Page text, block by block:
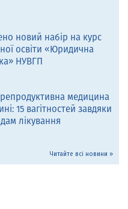
новий набір на курс
освіти «Юридична
НУВГП
медицина
15 вагітностей завдяки
лікування
Читайте всі новини »